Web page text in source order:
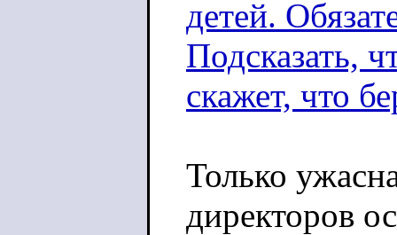
детей.
Подсказать,
скажет, что
Только
директоров